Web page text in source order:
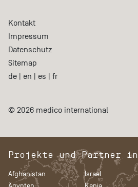
Kontakt
Impressum
Datenschutz
Sitemap
de | en | es | fr
© 2026 medico international
Projekte und Partner in
Afghanistan
Israel